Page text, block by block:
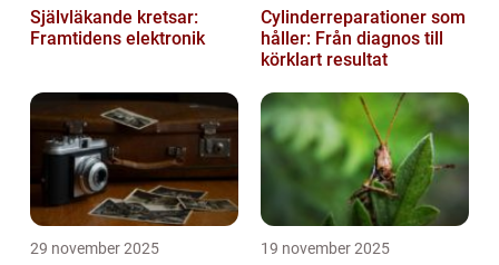
Självläkande kretsar:
Framtidens elektronik
Cylinderreparationer som
håller: Från diagnos till
körklart resultat
29 november 2025 19 november 2025